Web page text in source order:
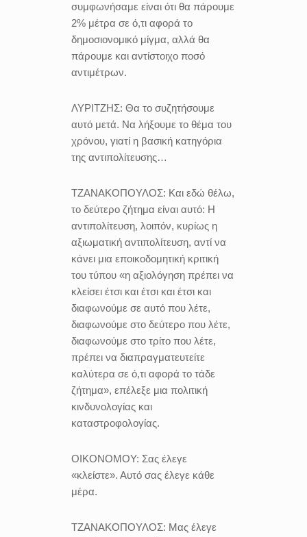
συμφωνήσαμε είναι ότι θα πάρουμε
2% μέτρα σε ό,τι αφορά το
δημοσιονομικό μίγμα, αλλά θα
πάρουμε και αντίστοιχο ποσό
αντιμέτρων.
ΛΥΡΙΤΖΗΣ: Θα το συζητήσουμε
αυτό μετά. Να λήξουμε το θέμα του
χρόνου, γιατί η βασική κατηγόρια
της αντιπολίτευσης…
ΤΖΑΝΑΚΟΠΟΥΛΟΣ: Και εδώ θέλω,
το δεύτερο ζήτημα είναι αυτό: Η
αντιπολίτευση, λοιπόν, κυρίως η
αξιωματική αντιπολίτευση, αντί να
κάνει μια εποικοδομητική κριτική
του τύπου «η αξιολόγηση πρέπει να
κλείσει έτσι και έτσι και έτσι και
διαφωνούμε σε αυτό που λέτε,
διαφωνούμε στο δεύτερο που λέτε,
διαφωνούμε στο τρίτο που λέτε,
πρέπει να διαπραγματευτείτε
καλύτερα σε ό,τι αφορά το τάδε
ζήτημα», επέλεξε μια πολιτική
κινδυνολογίας και
καταστροφολογίας.
ΟΙΚΟΝΟΜΟΥ: Σας έλεγε
«κλείστε». Αυτό σας έλεγε κάθε
μέρα.
ΤΖΑΝΑΚΟΠΟΥΛΟΣ: Μας έλεγε